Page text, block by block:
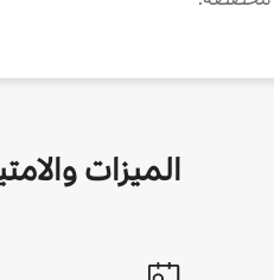
الميزات